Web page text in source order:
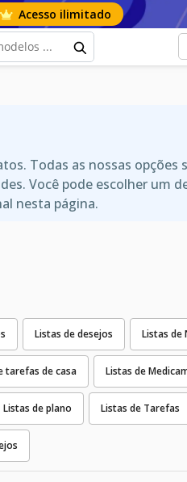
Acesso ilimitado
Todas as nossas opções
Você pode escolher um
nesta página.
Listas de desejos Listas de
tarefas de casa Listas de
Listas de plano Listas de Tarefas